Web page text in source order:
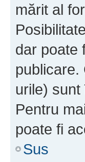
mărit al
dar poate
publicare.
urile)
Pentru
poate fi
Sus